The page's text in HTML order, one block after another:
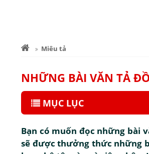
Miêu tả
NHỮNG BÀI VĂN TẢ
MỤC LỤC
Bạn có muốn đọc những bài
sẽ được thưởng thức những